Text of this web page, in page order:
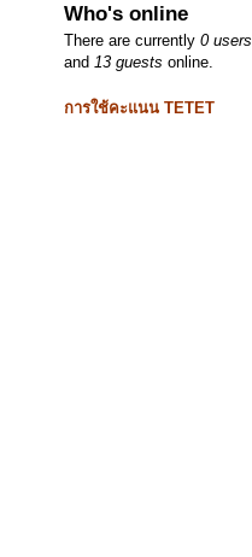
Who's online
There are currently0 users
and 13 guests online.
การใช้คะแนน TETET